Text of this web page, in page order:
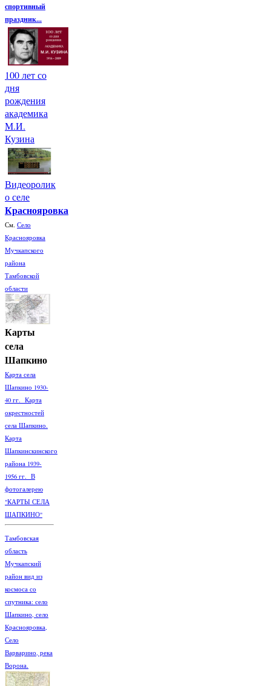
спортивный
праздник...
100 лет со
дня
рождения
академика
М.И.
Кузина
Видеоролик
о селе
Краснояровка
См. Село
Краснояровка
Мучкапского
района
Тамбовской
области
Карты
села
Шапкино
Карта села
Шапкино 1930-
40 гг. Карта
окрестностей
села Шапкино.
Карта
Шапкинскинского
района 1939-
1956 гг. В
фотогалерею
"КАРТЫ СЕЛА
ШАПКИНО"
Тамбовская
область
Мучкапский
район вид из
космоса со
спутника: село
Шапкино, село
Краснояровка,
Село
Варварино, река
Ворона.